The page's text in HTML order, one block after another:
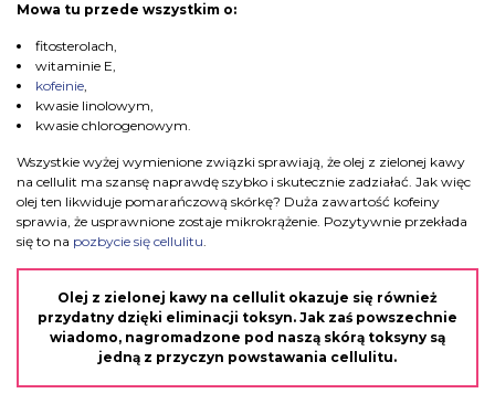
Mowa tu przede wszystkim o:
fitosterolach,
witaminie E,
kofeinie,
kwasie linolowym,
kwasie chlorogenowym.
Wszystkie wyżej wymienione związki sprawiają, że olej z zielonej kawy
na cellulit ma szansę naprawdę szybko i skutecznie zadziałać. Jak więc
olej ten likwiduje pomarańczową skórkę? Duża zawartość kofeiny
sprawia, że usprawnione zostaje mikrokrążenie. Pozytywnie przekłada
się to na pozbycie się cellulitu.
Olej z zielonej kawy na cellulit okazuje się również
przydatny dzięki eliminacji toksyn. Jak zaś powszechnie
wiadomo, nagromadzone pod naszą skórą toksyny są
jedną z przyczyn powstawania cellulitu.